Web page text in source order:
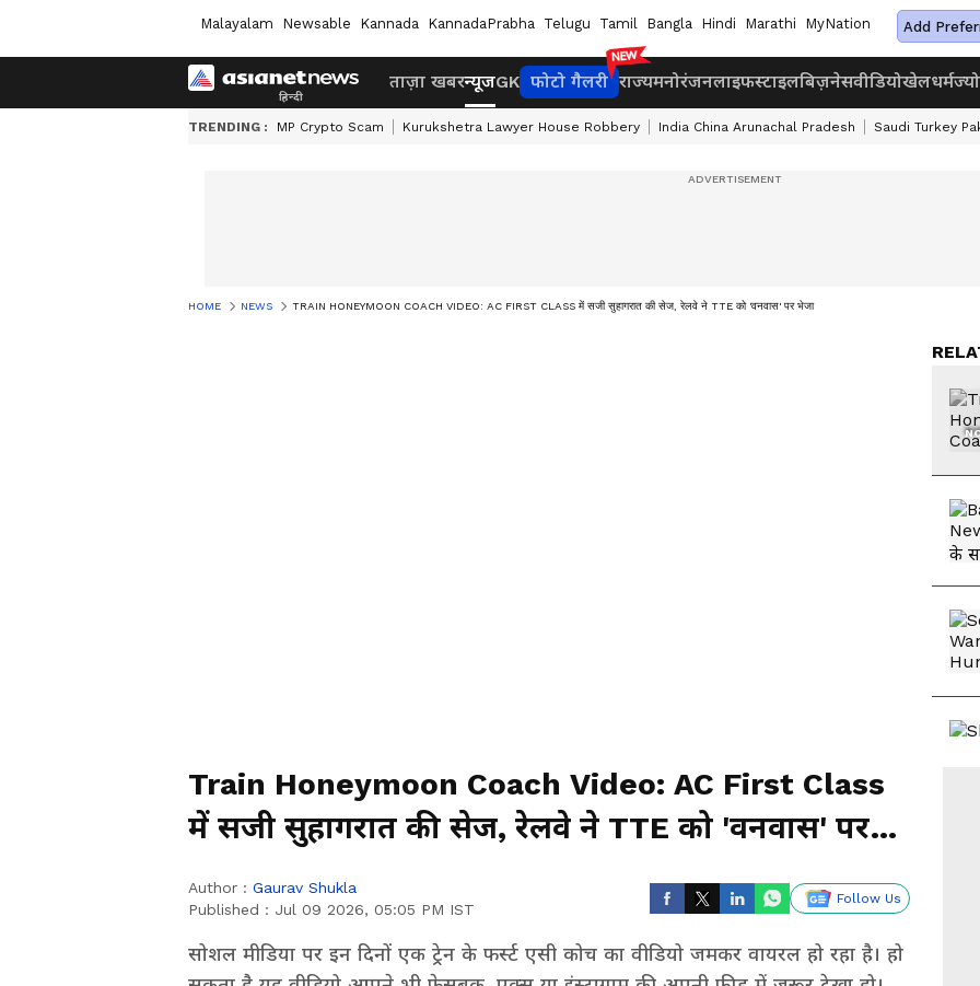
Malayalam Newsable Kannada KannadaPrabha Telugu Tamil Bangla Hindi Marathi MyNation Add
ताज़ा खबरन्यूजGK फोटो गैलरी राज्यमनोरंजनलाइफस्टाइलबिज़नेसवीडियोखेलधर्म
TRENDING : MP Crypto Scam Kurukshetra Lawyer House Robbery India China Arunachal Pradesh Saudi Turkey
HOME NEWS TRAIN HONEYMOON COACH VIDEO: AC FIRST CLASS में सजी सुहागरात की सेज, रेलवे ने TTE को 'वनवास' पर भेजा
Train Honeymoon Coach Video: AC First Class
में सजी सुहागरात की सेज, रेलवे ने TTE को 'वनवास' पर
Author : Gaurav Shukla
Published : Jul 09 2026, 05:05 PM IST
Follow Us
सोशल मीडिया पर इन दिनों एक ट्रेन के फर्स्ट एसी कोच का वीडियो जमकर वायरल हो रहा है। हो